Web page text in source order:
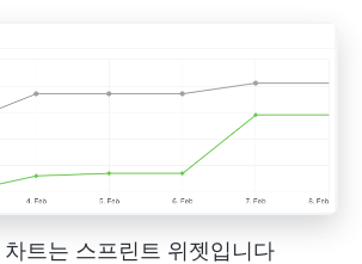
트는 스프린트 위젯입니다